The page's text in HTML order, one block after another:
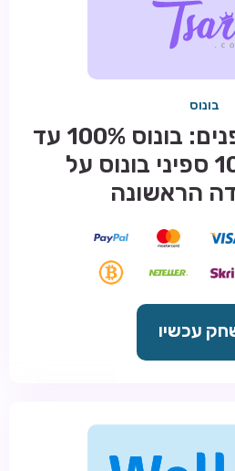
בונוס
חבילת קבלת פנים: בונוס 100% עד
300€ + 100 ספיני בונוס על
הראשונה
עכשיו